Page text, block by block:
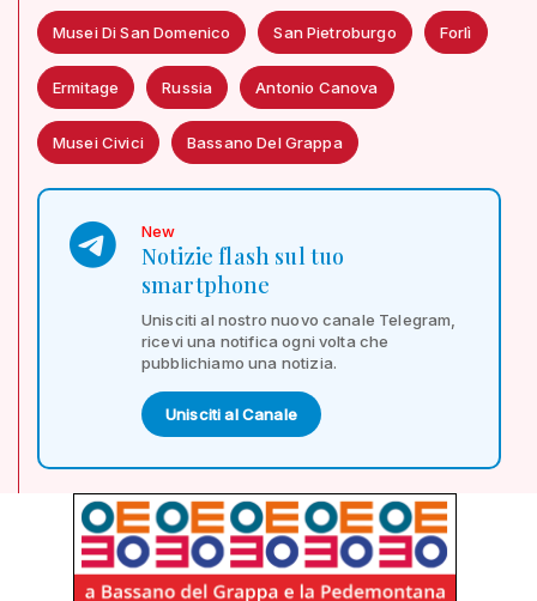
Musei Di San Domenico San Pietroburgo Forlì
Ermitage Russia Antonio Canova
Musei Civici Bassano Del Grappa
New
Notizie flash sul tuo
smartphone
Unisciti al nostro nuovo canale Telegram,
ricevi una notifica ogni volta che
pubblichiamo una notizia.
Unisciti al Canale